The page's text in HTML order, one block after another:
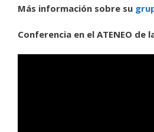
Más información sobre su
Conferencia en el ATENEO de